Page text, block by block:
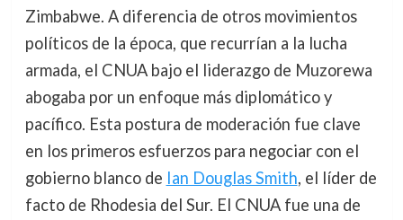
Zimbabwe. A diferencia de otros movimientos
políticos de la época, que recurrían a la lucha
armada, el CNUA bajo el liderazgo de Muzorewa
abogaba por un enfoque más diplomático y
pacífico. Esta postura de moderación fue clave
en los primeros esfuerzos para negociar con el
gobierno blanco de Ian Douglas Smith, el líder de
facto de Rhodesia del Sur. El CNUA fue una de